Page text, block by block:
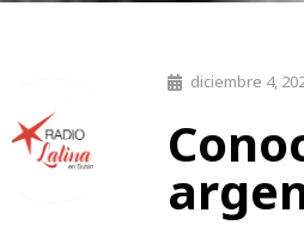
diciembre 4,